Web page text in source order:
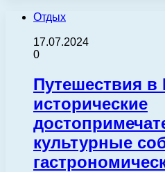
Отдых
17.07.2024
0
Путешествия в
исторические
культурные